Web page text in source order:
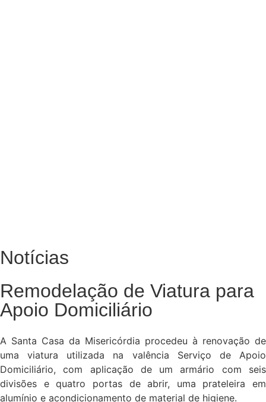
Notícias
Remodelação de Viatura para
Apoio Domiciliário
A Santa Casa da Misericórdia procedeu à renovação de
uma viatura utilizada na valência Serviço de Apoio
Domiciliário, com aplicação de um armário com seis
divisões e quatro portas de abrir, uma prateleira em
alumínio e acondicionamento de material de higiene.